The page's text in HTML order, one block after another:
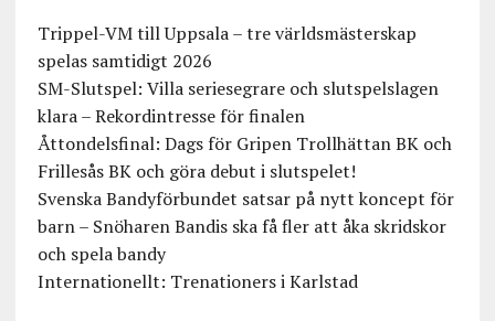
Trippel-VM till Uppsala – tre världsmästerskap
spelas samtidigt 2026
SM-Slutspel: Villa seriesegrare och slutspelslagen
klara – Rekordintresse för finalen
Åttondelsfinal: Dags för Gripen Trollhättan BK och
Frillesås BK och göra debut i slutspelet!
Svenska Bandyförbundet satsar på nytt koncept för
barn – Snöharen Bandis ska få fler att åka skridskor
och spela bandy
Internationellt: Trenationers i Karlstad